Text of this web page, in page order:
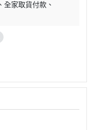
全家取貨付款